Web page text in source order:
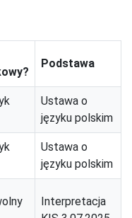
Podstawa
Ustawa o
języku polskim
Ustawa o
języku polskim
Interpretacja